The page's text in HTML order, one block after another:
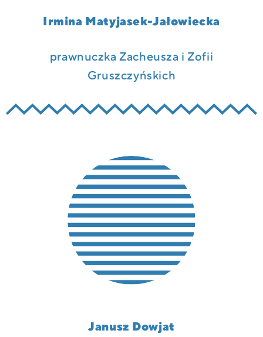
Irmina Matyjasek-Jałowiecka
prawnuczka Zacheusza i Zofii
Gruszczyńskich
Janusz Dowjat